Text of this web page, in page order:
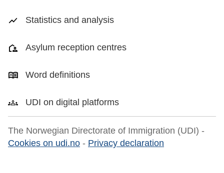
Statistics and analysis
Asylum reception centres
Word definitions
UDI on digital platforms
The Norwegian Directorate of Immigration (UDI) -
Cookies on udi.no - Privacy declaration